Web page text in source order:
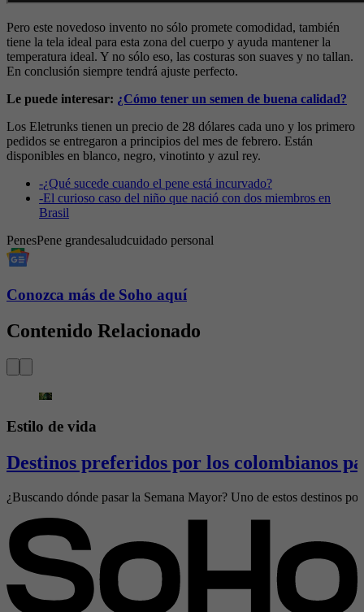
Pero este novedoso invento no sólo promete comodidad, también
tiene la tela ideal para esta zona del cuerpo y ayuda mantener la
temperatura ideal. Y no sólo eso, las costuras son suaves y no tallan.
En conclusión siempre tendrá ajuste perfecto.
Le puede interesar: ¿Cómo tener un semen de buena calidad?
Los Eletrunks tienen un precio de 28 dólares cada uno y los primero
pedidos se entregaron a principios del mes de febrero. Están
disponibles en blanco, negro, vinotinto y azul rey.
-¿Qué sucede cuando el pene está incurvado?
-El curioso caso del niño que nació con dos miembros en
Brasil
PenesPene grandesaludcuidado personal
Conozca más de Soho aquí
Contenido Relacionado
Estilo de vida
Destinos preferidos por los colombianos
¿Buscando dónde pasar la Semana Mayor? Uno de estos destinos